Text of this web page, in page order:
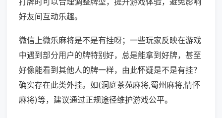
好友间互动乐趣。
微信上微乐麻将是不是有挂呀；一些玩家反映在游戏
中遇到部分用户的牌特别好，总是能拿到好牌，甚至
好像能看到其他人的牌一样，由此怀疑是不是有挂？
确实存在此类外挂。如(洞庭茶苑麻将,蜀州麻将,情怀
麻将)等，建议通过正规途径维护游戏公平。